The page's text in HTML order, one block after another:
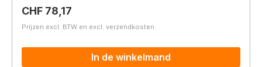
Normale prijs:
CHF 78,17
Prijzen excl. BTW en excl. verzendkosten
In de winkelmand